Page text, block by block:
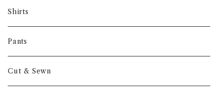
NORIEI
Other
Shirts
Pants
Cut & Sewn